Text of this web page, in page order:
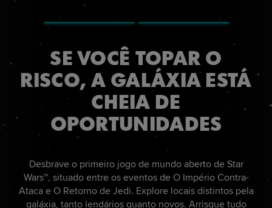
SE VOCÊ TOPAR O
RISCO, A GALÁXIA ESTÁ
CHEIA DE
OPORTUNIDADES
Desbrave o primeiro jogo de mundo aberto de Star
Wars™, situado entre os eventos de O Império Contra-
Ataca e O Retorno de Jedi. Explore locais distintos pela
galáxia, tanto lendários quanto novos. Arrisque tudo